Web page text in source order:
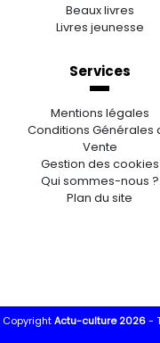
Beaux livres
Livres jeunesse
Services
Mentions légales
Conditions Générales
Vente
Gestion des cookies
Qui sommes-nous ?
Plan du site
CopyrightActu-culture 2026-